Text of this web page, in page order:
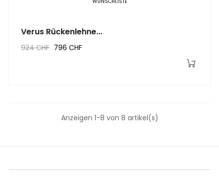
Verus Rückenlehne...
924 CHF 796 CHF
Anzeigen 1-8 von 8 artikel(s)